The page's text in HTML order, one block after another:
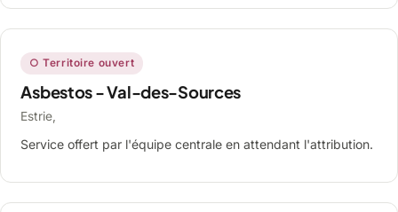
○ Territoire ouvert
Asbestos - Val-des-Sources
Estrie,
Service offert par l'équipe centrale en attendant l'attribution.